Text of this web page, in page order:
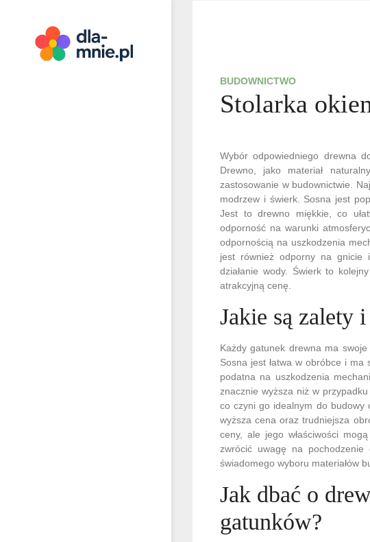
BUDOWNICTWO
Stolarka
Wybór odpowiedniego drewna
Drewno, jako materiał
zastosowanie w budownictwie.
modrzew i świerk. Sosna jest
Jest to drewno miękkie, co
odporność na warunki
odpornością na uszkodzenia
jest również odporny na gnicie
działanie wody. Świerk to
atrakcyjną cenę.
Jakie są zalety
Każdy gatunek drewna ma
Sosna jest łatwa w obróbce i
podatna na uszkodzenia
znacznie wyższa niż w
co czyni go idealnym do budowy
wyższa cena oraz trudniejsza
ceny, ale jego właściwości
zwrócić uwagę na
świadomego wyboru materiałów
Jak dbać o
gatunków?